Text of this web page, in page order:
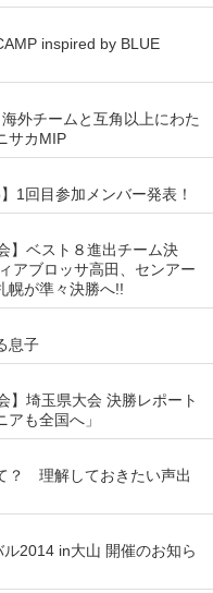
inspired by BLUE
外チームと互角以上にわた
サカMIP
1回目参加メンバー発表！
】ベスト８進出チーム決
アブロッサ高田、センアー
幌が準々決勝へ!!
息子
】埼玉県大会 決勝レポート
アも全国へ」
？ 理解しておきたい声出
2014 in大山 開催のお知ら